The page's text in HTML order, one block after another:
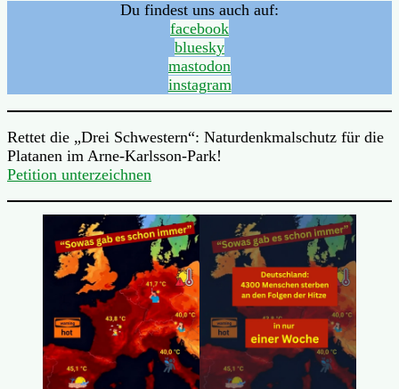
Du findest uns auch auf:
facebook
bluesky
mastodon
instagram
Rettet die „Drei Schwestern“: Naturdenkmalschutz für die
Platanen im Arne-Karlsson-Park!
Petition unterzeichnen